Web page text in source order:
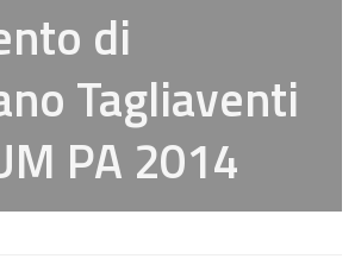
di
Tagliaventi
PA 2014